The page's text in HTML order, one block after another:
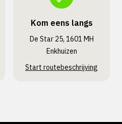
Kom eens langs
De Star 25, 1601 MH
Enkhuizen
Start routebeschrijving